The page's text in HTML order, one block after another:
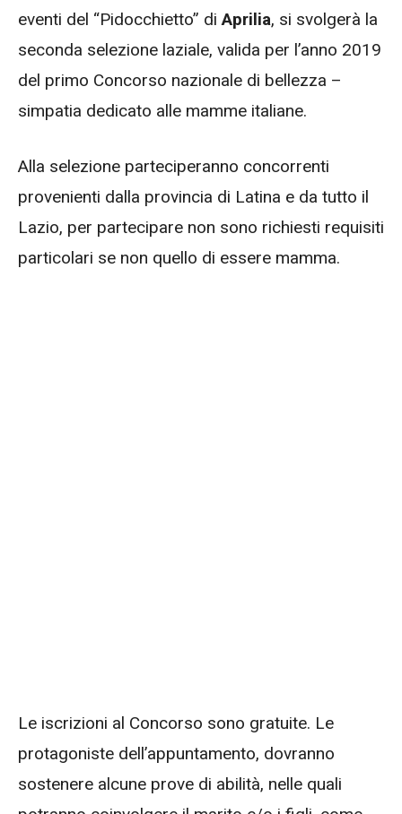
eventi del “Pidocchietto” diAprilia, si svolgerà la
seconda selezione laziale, valida per l’anno 2019
del primo Concorso nazionale di bellezza –
simpatia dedicato alle mamme italiane.
Alla selezione parteciperanno concorrenti
provenienti dalla provincia di Latina e da tutto il
Lazio, per partecipare non sono richiesti requisiti
particolari se non quello di essere mamma.
Le iscrizioni al Concorso sono gratuite. Le
protagoniste dell’appuntamento, dovranno
sostenere alcune prove di abilità, nelle quali